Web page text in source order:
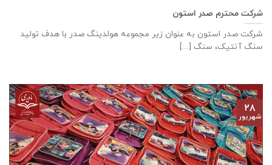
شرکت محترم صدر استون
شرکت صدر استون به عنوان زیر مجموعه هولدینگ صدر با هدف تولید
سنگ آنتیک، سنگ [...]
۲۸
شهریور